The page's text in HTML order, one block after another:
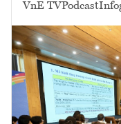
VnE TVPodcast